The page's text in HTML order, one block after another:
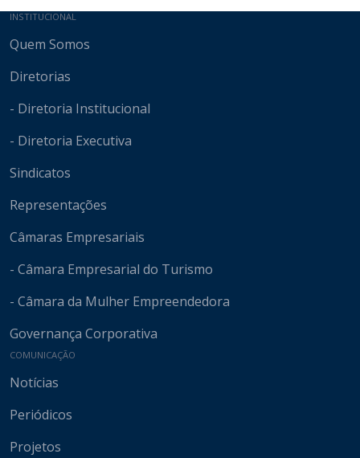
Mapa do site
INSTITUCIONAL
Quem Somos
Diretorias
- Diretoria Institucional
- Diretoria Executiva
Sindicatos
Representações
Câmaras Empresariais
- Câmara Empresarial do Turismo
- Câmara da Mulher Empreendedora
Governança Corporativa
COMUNICAÇÃO
Notícias
Periódicos
Projetos